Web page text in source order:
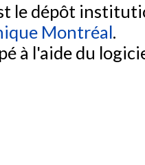
le dépôt
Montréal.
à l'aide du